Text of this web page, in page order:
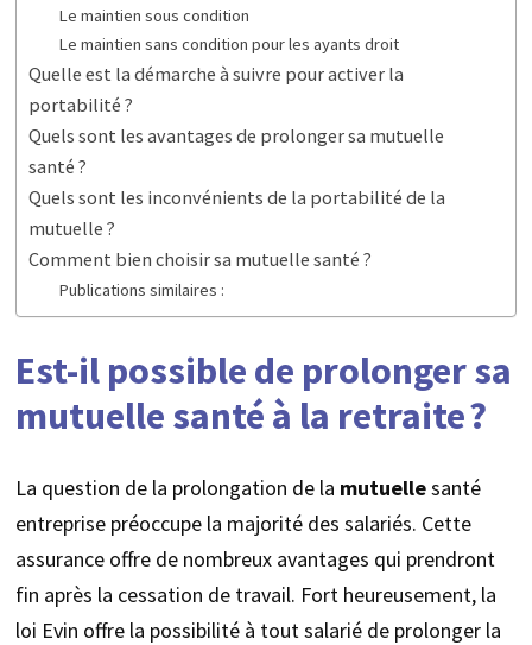
Le maintien sous condition
Le maintien sans condition pour les ayants droit
Quelle est la démarche à suivre pour activer la
portabilité ?
Quels sont les avantages de prolonger sa mutuelle
santé ?
Quels sont les inconvénients de la portabilité de la
mutuelle ?
Comment bien choisir sa mutuelle santé ?
Publications similaires :
Est-il possible de prolonger sa
mutuelle santé à la retraite ?
La question de la prolongation de la mutuellesanté
entreprise préoccupe la majorité des salariés. Cette
assurance offre de nombreux avantages qui prendront
fin après la cessation de travail. Fort heureusement, la
loi Evin offre la possibilité à tout salarié de prolonger la